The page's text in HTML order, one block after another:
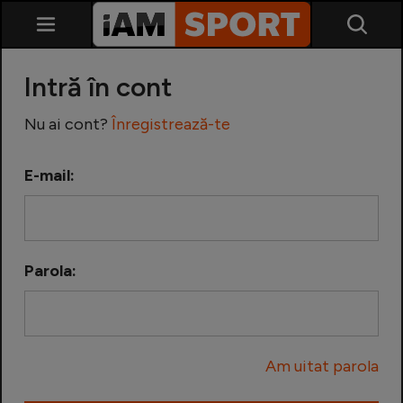
Echipa Națională
Intră în cont
Nu ai cont? Înregistrează-te
E-mail:
Parola:
Am uitat parola